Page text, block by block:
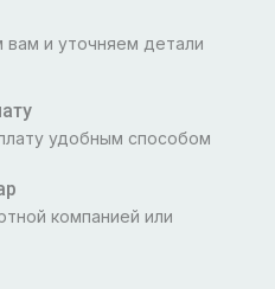
и уточняем детали
удобным способом
компанией или